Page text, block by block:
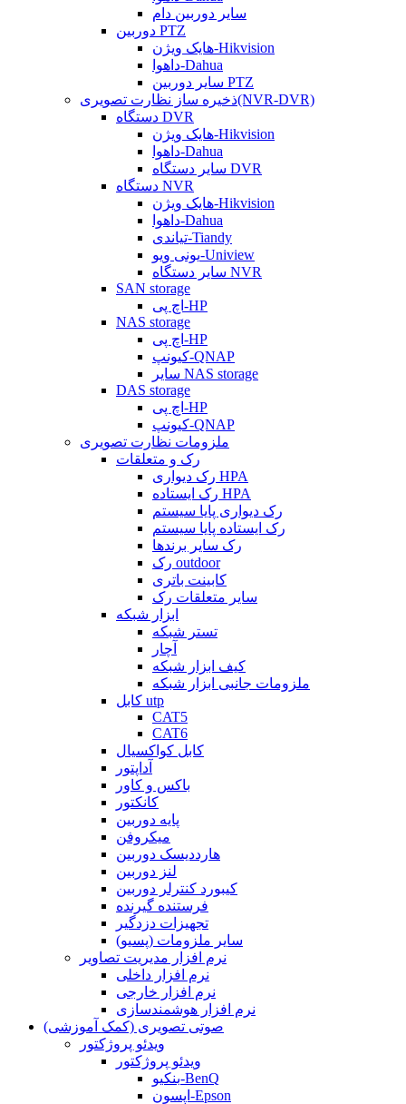
سایر دوربین دام
دوربین PTZ
هایک ویژن-Hikvision
داهوا-Dahua
سایر دوربین PTZ
ذخیره ساز نظارت تصویری(NVR-DVR)
دستگاه DVR
هایک ویژن-Hikvision
داهوا-Dahua
سایر دستگاه DVR
دستگاه NVR
هایک ویژن-Hikvision
داهوا-Dahua
تیاندی-Tiandy
یونی ویو-Uniview
سایر دستگاه NVR
SAN storage
اچ پی-HP
NAS storage
اچ پی-HP
کیونپ-QNAP
سایر NAS storage
DAS storage
اچ پی-HP
کیونپ-QNAP
ملزومات نظارت تصویری
رک و متعلقات
رک دیواری HPA
رک ایستاده HPA
رک دیواری پایا سیستم
رک ایستاده پایا سیستم
رک سایر برندها
رک outdoor
کابینت باتری
سایر متعلقات رک
ابزار شبکه
تستر شبکه
آچار
کیف ابزار شبکه
ملزومات جانبی ابزار شبکه
کابل utp
CAT5
CAT6
کابل کواکسیال
آداپتور
باکس و کاور
کانکتور
پایه دوربین
میکروفن
هارددیسک دوربین
لنز دوربین
کیبورد کنترلر دوربین
فرستنده گیرنده
تجهیزات دزدگیر
سایر ملزومات (پسیو)
نرم افزار مدیریت تصاویر
نرم افزار داخلی
نرم افزار خارجی
نرم افزار هوشمندسازی
صوتی تصویری (کمک آموزشی)
ویدئو پروژکتور
ویدئو پروژکتور
بنکیو-BenQ
اپسون-Epson